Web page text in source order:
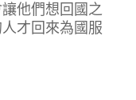
他們想回國之
才回來為國服